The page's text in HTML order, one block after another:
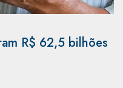
R$ 62,5 bilhões